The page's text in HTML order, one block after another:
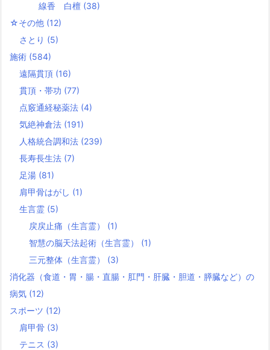
線香 白檀 (38)
☆その他 (12)
さとり (5)
施術 (584)
遠隔貫頂 (16)
貫頂・帯功 (77)
点竅通経秘薬法 (4)
気絶神倉法 (191)
人格統合調和法 (239)
長寿長生法 (7)
足湯 (81)
肩甲骨はがし (1)
生言霊 (5)
戻戻止痛（生言霊） (1)
智慧の脳天法起術（生言霊） (1)
三元整体（生言霊） (3)
消化器（食道・胃・腸・直腸・肛門・肝臓・胆道・膵臓など）の
病気 (12)
スポーツ (12)
肩甲骨 (3)
テニス (3)